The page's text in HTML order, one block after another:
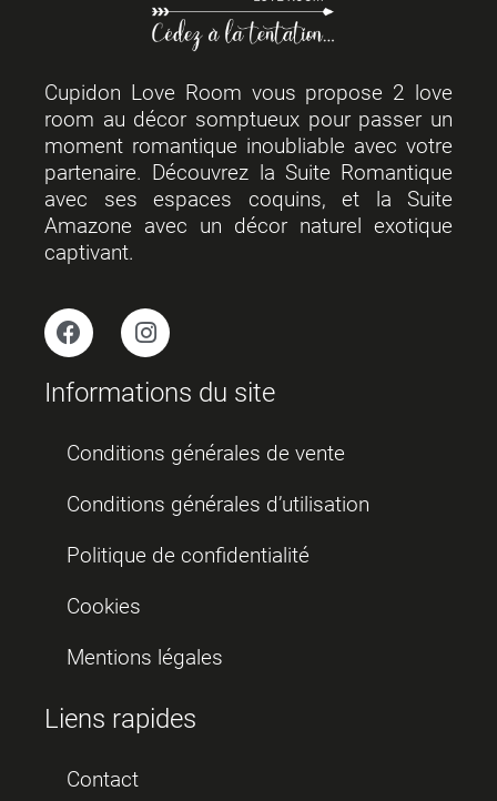
Cupidon Love Room vous propose 2 love
room au décor somptueux pour passer un
moment romantique inoubliable avec votre
partenaire. Découvrez la Suite Romantique
avec ses espaces coquins, et la Suite
Amazone avec un décor naturel exotique
captivant.
Informations du site
Conditions générales de vente
Conditions générales d’utilisation
Politique de confidentialité
Cookies
Mentions légales
Liens rapides
Contact